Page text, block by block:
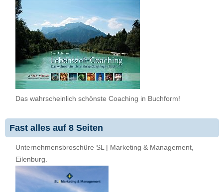
Das wahrscheinlich schönste Coaching in Buchform!
Fast alles auf 8 Seiten
Unternehmensbroschüre SL | Marketing & Management,
Eilenburg.